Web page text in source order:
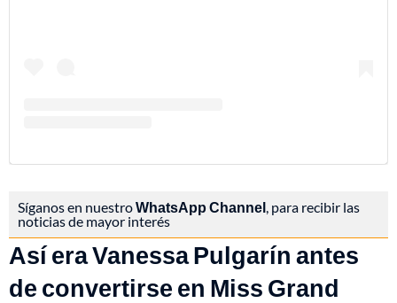
Síganos en nuestroWhatsApp Channel, para recibir las
noticias de mayor interés
Así era Vanessa Pulgarín antes
de convertirse en Miss Grand